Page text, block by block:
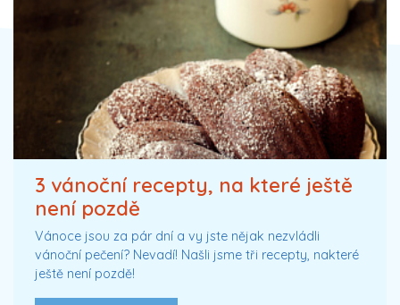
3 vánoční recepty, na které ještě
není pozdě
Vánoce jsou za pár dní a vy jste nějak nezvládli
vánoční pečení? Nevadí! Našli jsme tři recepty, nakteré
ještě není pozdě!